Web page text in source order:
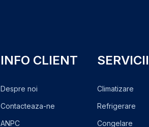
INFO CLIENT
Despre noi
Contacteaza-ne
ANPC
SERVICII
Climatizare
Refrigerare
Congelare